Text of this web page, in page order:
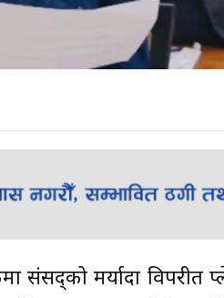
संसद्को मर्यादा विपरीत